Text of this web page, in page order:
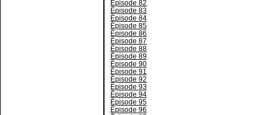
Épisode 82
Épisode 83
Épisode 84
Épisode 85
Épisode 86
Épisode 87
Épisode 88
Épisode 89
Épisode 90
Épisode 91
Épisode 92
Épisode 93
Épisode 94
Épisode 95
Épisode 96